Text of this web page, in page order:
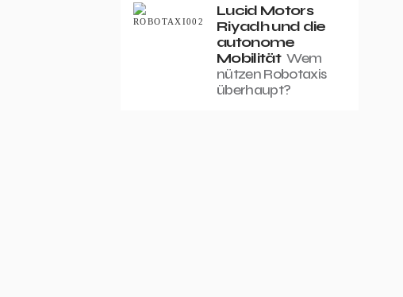
Lucid Motors
Riyadh und die
autonome
Mobilität Wem
nützen Robotaxis
überhaupt?